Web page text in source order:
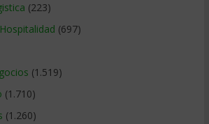
(223)
(697)
(1.519)
(1.710)
(1.260)